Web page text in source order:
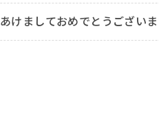
あけましておめでとうござい